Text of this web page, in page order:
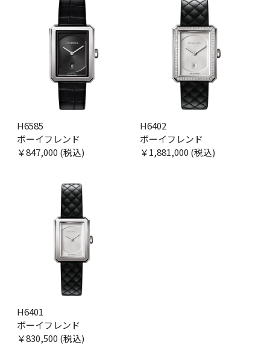
H6585
ボーイフレンド
￥847,000 (税込)
H6402
ボーイフレンド
￥1,881,000 (税込)
H6401
ボーイフレンド
￥830,500 (税込)